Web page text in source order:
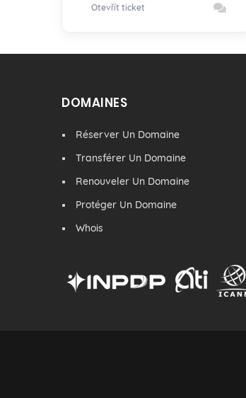
Otevřít ticket
DOMAINES
Réserver Un Domaine
Transférer Un Domaine
Renouveler Un Domaine
Protéger Un Domaine
Whois